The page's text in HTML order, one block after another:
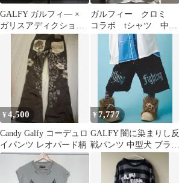
GALFY ガルフィ― ×
ガリスアディクション
十字架わんわん チビT
ガルフィー クロミ
コラボ tシャツ 中型
¥4,500
Candy Galfy コーデュロ
イパンツ レオパード柄
¥7,777
GALFY 闇に染まりし反
戦パンツ 中型犬 ブラッ
ク タグ付き